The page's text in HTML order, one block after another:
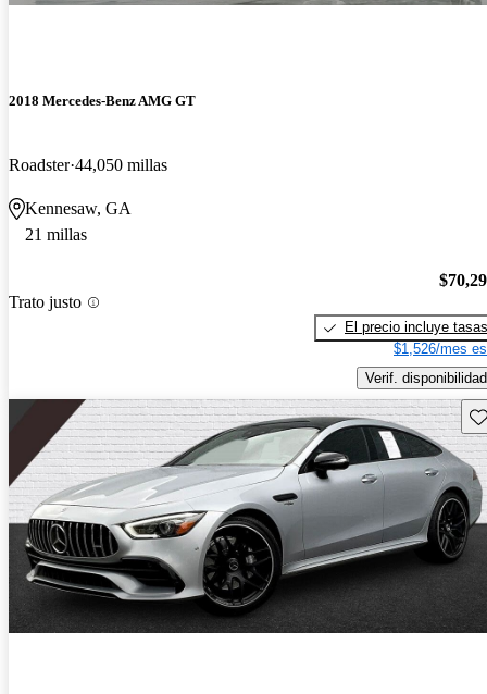
2018 Mercedes-Benz AMG GT
Roadster 44,050 millas
Kennesaw, GA
21 millas
Trato justo
El precio incluye tasas
$1,526/mes
Verif. disponibilidad